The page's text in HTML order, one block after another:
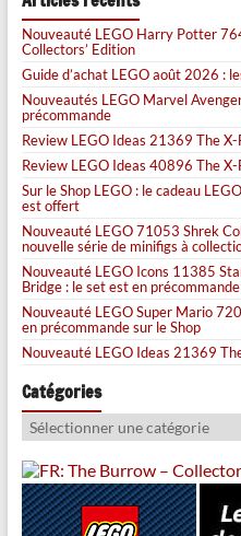
Nouveauté LEGO Harry Potter
Collectors’ Edition
Guide d’achat LEGO août 2026 :
Nouveautés LEGO Marvel
précommande
Review LEGO Ideas 21369 The X-
Review LEGO Ideas 40896 The X-
Sur le Shop LEGO : le cadeau
est offert
Nouveauté LEGO 71053 Shrek
nouvelle série de minifigs à
Nouveauté LEGO Icons 11385
Bridge : le set est en
Nouveauté LEGO Super Mario
en précommande sur le Shop
Nouveauté LEGO Ideas 21369
Catégories
Catégories